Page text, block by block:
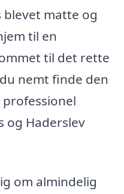
blevet matte og
til en
til det rette
nemt finde den
og Haderslev
om almindelig